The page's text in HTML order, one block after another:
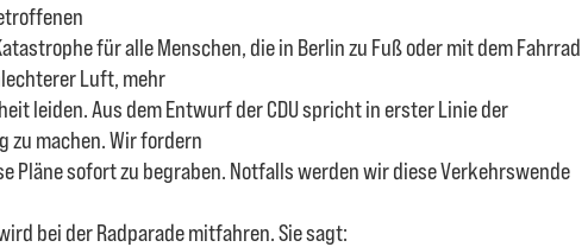
für alle Menschen, die in Berlin zu Fuß oder mit dem Fahrrad
Luft, mehr
leiden. Aus dem Entwurf der CDU spricht in erster Linie der
zu machen. Wir fordern
Pläne sofort zu begraben. Notfalls werden wir diese Verkehrswende
bei der Radparade mitfahren. Sie sagt: